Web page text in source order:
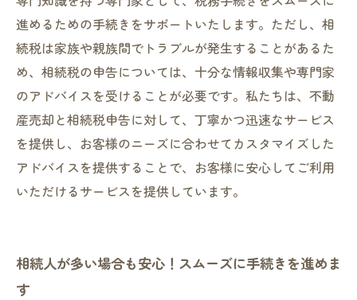
進めるための手続きをサポートいたします。ただし、相
続税は家族や親族間でトラブルが発生することがあるた
め、相続税の申告については、十分な情報収集や専門家
のアドバイスを受けることが必要です。私たちは、不動
産売却と相続税申告に対して、丁寧かつ迅速なサービス
を提供し、お客様のニーズに合わせてカスタマイズした
アドバイスを提供することで、お客様に安心してご利用
いただけるサービスを提供しています。
相続人が多い場合も安心！スムーズに手続きを進めま
す